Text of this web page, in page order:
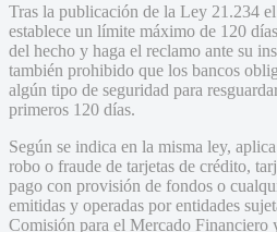
Tras la publicación de la Ley 21.234
establece un límite máximo de 120
del hecho y haga el reclamo ante su
también prohibido que los bancos
algún tipo de seguridad para
primeros 120 días.
Según se indica en la misma ley,
robo o fraude de tarjetas de crédito,
pago con provisión de fondos o
emitidas y operadas por entidades
Comisión para el Mercado Financiero